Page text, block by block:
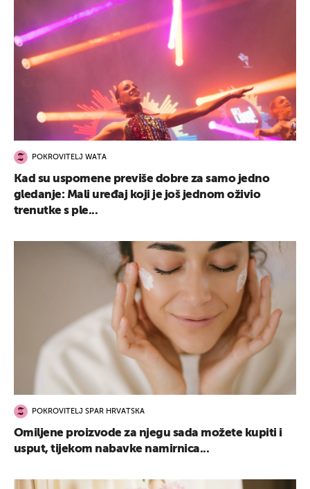
POKROVITELJ WATA
Kad su uspomene previše dobre za samo jedno
gledanje: Mali uređaj koji je još jednom oživio
trenutke s ple...
POKROVITELJ SPAR HRVATSKA
Omiljene proizvode za njegu sada možete kupiti i
usput, tijekom nabavke namirnica...